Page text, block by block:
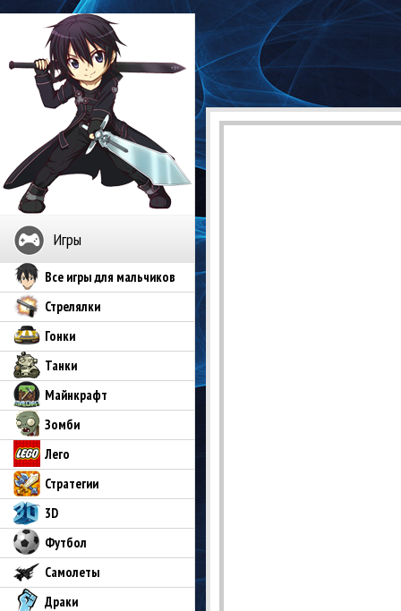
Игры
Все игры для мальчиков
Стрелялки
Гонки
Танки
Майнкрафт
Зомби
Лего
Стратегии
3D
Футбол
Самолеты
Драки